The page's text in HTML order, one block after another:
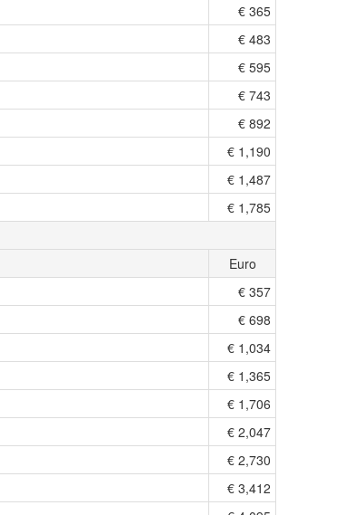
€ 365
€ 483
€ 595
€ 743
€ 892
€ 1,190
€ 1,487
€ 1,785
Euro
€ 357
€ 698
€ 1,034
€ 1,365
€ 1,706
€ 2,047
€ 2,730
€ 3,412